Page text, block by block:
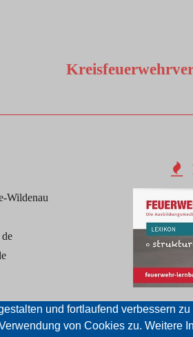
und fortlaufend verbessern
von Cookies zu. Weitere
Wildenau